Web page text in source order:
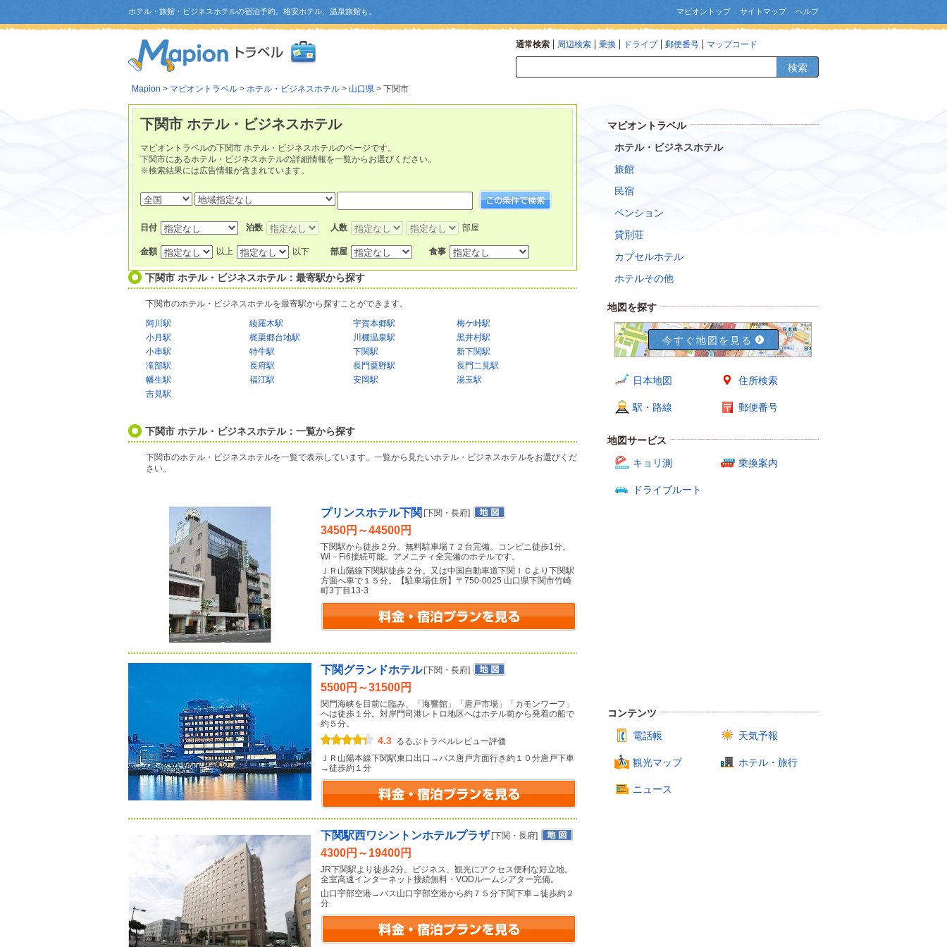
マピオントップ サイトマップ ヘルプ
ホテル・旅館・ビジネスホテルの宿泊予約。格安ホテル、温泉旅館も。
通常検索 周辺検索 乗換 ドライブ 郵便番号 マップコード
検索
Mapion > マピオントラベル > ホテル・ビジネスホテル > 山口県 > 下関市
下関市 ホテル・ビジネスホテル
マピオントラベルの下関市 ホテル・ビジネスホテルのページです。
下関市にあるホテル・ビジネスホテルの詳細情報を一覧からお選びください。
※検索結果には広告情報が含まれています。
日付 泊数 人数 部屋
金額 以上 以下 部屋 食事
下関市 ホテル・ビジネスホテル：最寄駅から探す
下関市のホテル・ビジネスホテルを最寄駅から探すことができます。
阿川駅
綾羅木駅 宇賀本郷駅
梅ケ峠駅
小月駅
梶栗郷台地駅 川棚温泉駅
黒井村駅
小串駅
特牛駅 下関駅
新下関駅
滝部駅
長府駅 長門粟野駅
長門二見駅
幡生駅
福江駅 安岡駅
湯玉駅
吉見駅
下関市 ホテル・ビジネスホテル：一覧から探す
下関市のホテル・ビジネスホテルを一覧で表示しています。一覧から見たいホテル・ビジネスホテルをお選びくだ
さい。
プリンスホテル下関 [下関・長府]
3450円～44500円
下関駅から徒歩２分。無料駐車場７２台完備。コンビニ徒歩1分。
Wi－Fi6接続可能。アメニティ全完備のホテルです。
ＪＲ山陽線下関駅徒歩２分。又は中国自動車道下関ＩＣより下関駅
方面へ車で１５分。【駐車場住所】〒750-0025 山口県下関市竹崎
町3丁目13-3
下関グランドホテル [下関・長府]
5500円～31500円
関門海峡を目前に臨み、「海響館」「唐戸市場」「カモンワーフ」
へは徒歩１分。対岸門司港レトロ地区へはホテル前から発着の船で
約５分。
4.3 るるぶトラベルレビュー評価
ＪＲ山陽本線下関駅東口出口→バス唐戸方面行き約１０分唐戸下車
→徒歩約１分
下関駅西ワシントンホテルプラザ [下関・長府]
4300円～19400円
JR下関駅より徒歩2分。ビジネス、観光にアクセス便利な好立地。
全室高速インターネット接続無料・VODルームシアター完備。
山口宇部空港→バス山口宇部空港から約７５分下関下車→徒歩約２
分
マピオントラベル
ホテル・ビジネスホテル
旅館
民宿
ペンション
貸別荘
カプセルホテル
ホテルその他
地図を探す
今すぐ地図を見る
日本地図 住所検索
駅・路線 郵便番号
地図サービス
キョリ測
乗換案内
ドライブルート
コンテンツ
電話帳
天気予報
観光マップ ホテル・旅行
ニュース